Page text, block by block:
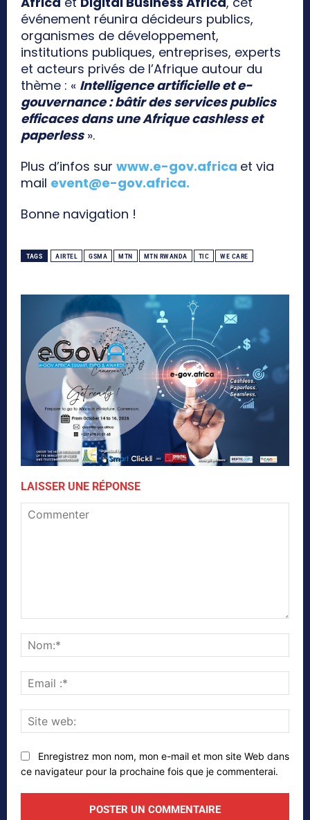
événement réunira décideurs publics,
organismes de développement,
institutions publiques, entreprises, experts
et acteurs privés de l’Afrique autour du
thème : « Intelligence artificielle et e-
gouvernance : bâtir des services publics
efficaces dans une Afrique cashless et
paperless».
Plus d’infos sur www.e-gov.africa et via
mail event@e-gov.africa.
Bonne navigation !
TAGS AIRTEL GSMA MTN MTN RWANDA TIC WE CARE
LAISSER UNE RÉPONSE
:*
web:
Enregistrez mon nom, mon e-mail et mon site Web dans
ce navigateur pour la prochaine fois que je commenterai.